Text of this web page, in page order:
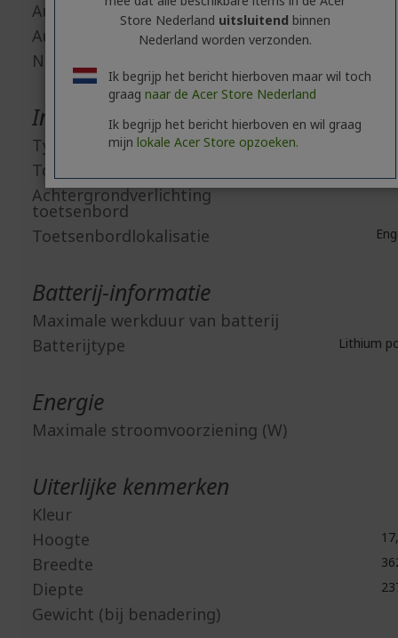
Audio in
Audio uit
Netwerk (RJ-45)
Invoerapparaten
Type aanwijsapparaat
Toetsenbord
Achtergrondverlichting
toetsenbord
Toetsenbordlokalisatie
Batterij-informatie
Maximale werkduur van batterij
Batterijtype
Lithium
Energie
Maximale stroomvoorziening (W)
Uiterlijke kenmerken
Kleur
Hoogte
Breedte
Diepte
Gewicht (bij benadering)
Store Nederland uitsluitend binnen
Nederland worden verzonden.
Ik begrijp het bericht hierboven maar wil toch
graag naar de Acer Store Nederland
Ik begrijp het bericht hierboven en wil graag
mijn lokale Acer Store opzoeken.